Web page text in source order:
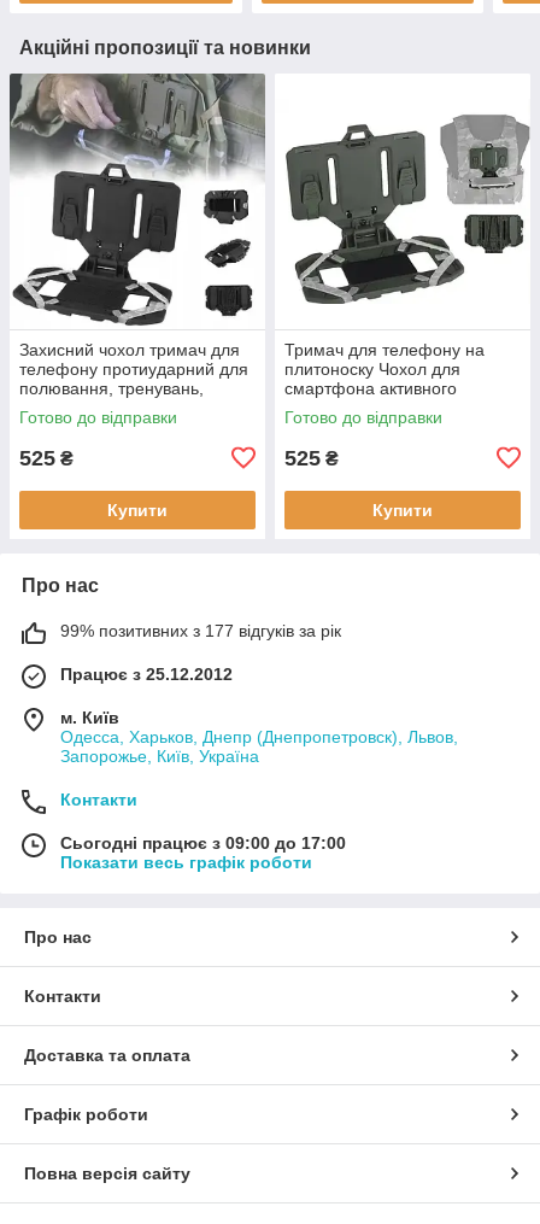
Акційні пропозиції та новинки
Захисний чохол тримач для
телефону протиударний для
полювання, тренувань,
нагрудний чохол, Molle Black
Готово до відправки
525 ₴
Купити
Тримач для телефону на
плитоноску Чохол для
смартфона активного
відпочинку та спорту Олива
Готово до відправки
525 ₴
Купити
Про нас
99% позитивних з 177 відгуків за рік
Працює з 25.12.2012
м. Київ
Одесса, Харьков, Днепр (Днепропетровск), Львов,
Запорожье, Київ, Україна
Контакти
Сьогодні працює з 09:00 до 17:00
Показати весь графік роботи
Про нас
Контакти
Доставка та оплата
Графік роботи
Повна версія сайту